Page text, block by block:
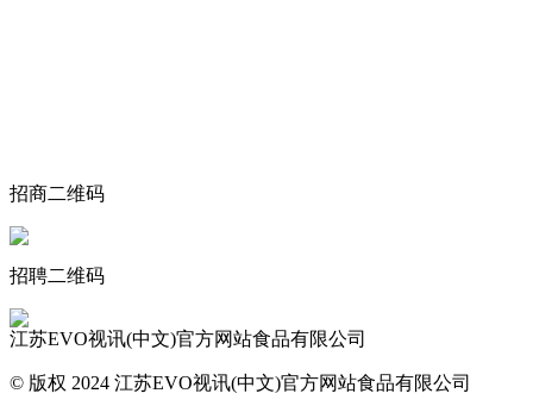
招商二维码
招聘二维码
江苏EVO视讯(中文)官方网站食品有限公司
© 版权 2024 江苏EVO视讯(中文)官方网站食品有限公司